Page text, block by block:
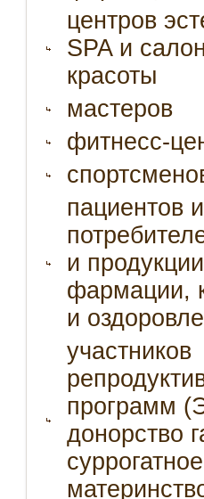
центров
SPA и
красоты
мастеров
фитнесс-
пациентов и
и
фармации,
и
участников
программ
донорство
суррогатное